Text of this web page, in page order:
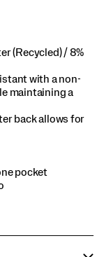
(Recycled) / 8%
with a non-
maintaining a
back allows for
pocket